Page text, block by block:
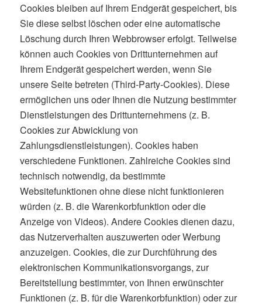
Cookies bleiben auf Ihrem Endgerät gespeichert, bis
Sie diese selbst löschen oder eine automatische
Löschung durch Ihren Webbrowser erfolgt. Teilweise
können auch Cookies von Drittunternehmen auf
Ihrem Endgerät gespeichert werden, wenn Sie
unsere Seite betreten (Third-Party-Cookies). Diese
ermöglichen uns oder Ihnen die Nutzung bestimmter
Dienstleistungen des Drittunternehmens (z. B.
Cookies zur Abwicklung von
Zahlungsdienstleistungen). Cookies haben
verschiedene Funktionen. Zahlreiche Cookies sind
technisch notwendig, da bestimmte
Websitefunktionen ohne diese nicht funktionieren
würden (z. B. die Warenkorbfunktion oder die
Anzeige von Videos). Andere Cookies dienen dazu,
das Nutzerverhalten auszuwerten oder Werbung
anzuzeigen. Cookies, die zur Durchführung des
elektronischen Kommunikationsvorgangs, zur
Bereitstellung bestimmter, von Ihnen erwünschter
Funktionen (z. B. für die Warenkorbfunktion) oder zur